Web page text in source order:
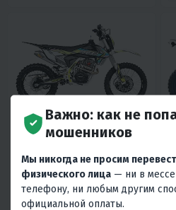
5 0
229 990 ₽
10 350 ₽ 9 900 ₽
Важно: как не
мошенников
Мы никогда не просим
физического лица — ни в
телефону, ни любым другим
официальной оплаты.